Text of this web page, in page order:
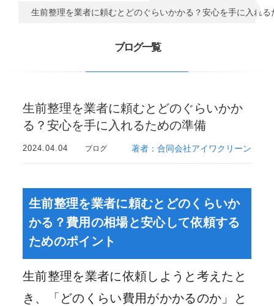
生前整理を業者に頼むとどのぐらいかかる？安心を手に入れる
ブログ一覧
生前整理を業者に頼むとどのぐらいかか
る？安心を手に入れるための準備
2024.04.04 ブログ 著者：合同会社アイワクリーン
生前整理を業者に頼むとどのくらいか
かる？費用の相場と安心して依頼する
ためのポイント
生前整理を業者に依頼しようと考えたと
き、「どのくらい費用がかかるのか」と